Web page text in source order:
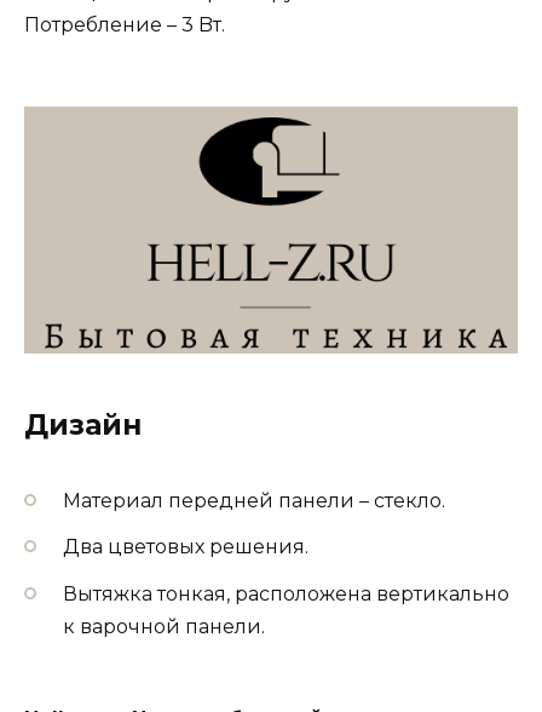
Потребление – 3 Bт.
Дизайн
Материал передней панели – стекло.
Два цветовых решения.
Вытяжка тонкая, расположена вертикально
к варочной панели.